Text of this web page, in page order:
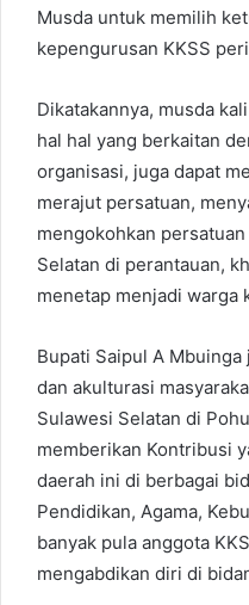
Musda untuk memilih
kepengurusan KKSS
Dikatakannya, musda
hal hal yang berkaitan
organisasi, juga dapat
merajut persatuan,
mengokohkan
Selatan di perantauan,
menetap menjadi warga
Bupati Saipul A
dan akulturasi
Sulawesi Selatan di
memberikan Kontribusi
daerah ini di berbagai
Pendidikan, Agama,
banyak pula anggota
mengabdikan diri di